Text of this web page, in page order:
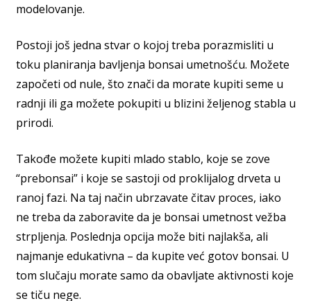
modelovanje.
Postoji još jedna stvar o kojoj treba porazmisliti u
toku planiranja bavljenja bonsai umetnošću. Možete
započeti od nule, što znači da morate kupiti seme u
radnji ili ga možete pokupiti u blizini željenog stabla u
prirodi.
Takođe možete kupiti mlado stablo, koje se zove
“prebonsai” i koje se sastoji od proklijalog drveta u
ranoj fazi. Na taj način ubrzavate čitav proces, iako
ne treba da zaboravite da je bonsai umetnost vežba
strpljenja. Poslednja opcija može biti najlakša, ali
najmanje edukativna – da kupite već gotov bonsai. U
tom slučaju morate samo da obavljate aktivnosti koje
se tiču nege.